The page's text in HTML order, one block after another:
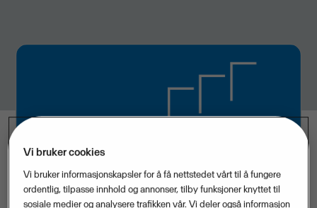
Vi bruker cookies
Vi bruker informasjonskapsler for å få nettstedet vårt til å fungere
ordentlig, tilpasse innhold og annonser, tilby funksjoner knyttet til
sosiale medier og analysere trafikken vår. Vi deler også informasjon